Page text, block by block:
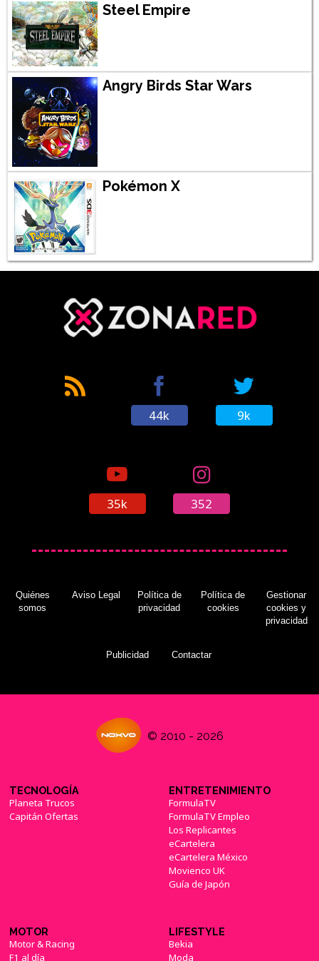
Steel Empire
Angry Birds Star Wars
Pokémon X
44k 9k
35k 352
Quiénes
somos
Aviso Legal
Política de
privacidad
Política de
cookies
Gestionar
cookies y
privacidad
Publicidad Contactar
© 2010 - 2026
TECNOLOGÍA
Planeta Trucos
Capitán Ofertas
ENTRETENIMIENTO
FormulaTV
FormulaTV Empleo
Los Replicantes
eCartelera
eCartelera México
Movienco UK
Guía de Japón
MOTOR
Motor & Racing
F1 al día
LIFESTYLE
Bekia
Moda